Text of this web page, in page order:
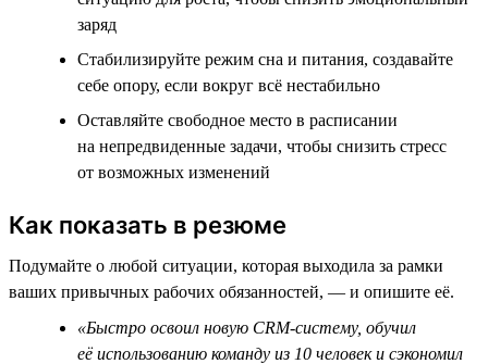
заряд
Стабилизируйте режим сна и питания, создавайте
себе опору, если вокруг всё нестабильно
Оставляйте свободное место в расписании
на непредвиденные задачи, чтобы снизить стресс
от возможных изменений
Как показать в резюме
Подумайте о любой ситуации, которая выходила за рамки
ваших привычных рабочих обязанностей, — и опишите её.
«Быстро освоил новую CRM-систему, обучил
её использованию команду из 10 человек и сэкономил